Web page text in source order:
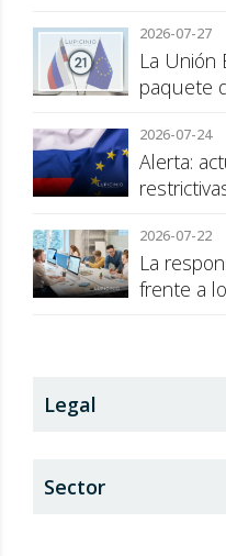
consumidor
2026-07-27
La Unión
paquete
2026-07-24
Alerta:
2026-07-22
La
frente a
Legal
Sector